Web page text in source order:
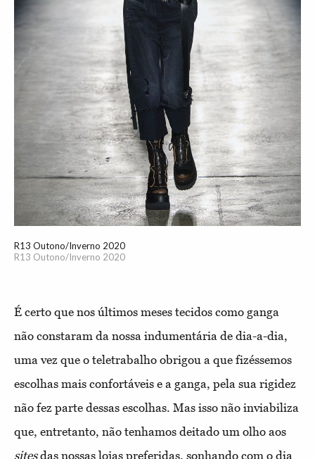
R13 Outono/Inverno 2020
R13 Outono/Inverno 2020
É certo que nos últimos meses tecidos como ganga
não constaram da nossa indumentária de dia-a-dia,
uma vez que o teletrabalho obrigou a que fizéssemos
escolhas mais confortáveis e a ganga, pela sua rigidez
não fez parte dessas escolhas. Mas isso não inviabiliza
que, entretanto, não tenhamos deitado um olho aos
sitesdas nossas lojas preferidas, sonhando com o dia